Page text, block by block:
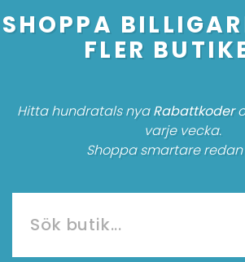
SHOPPA
FLER
Hitta hundratals nyaRabattkoder
varje vecka.
Shoppa smartare